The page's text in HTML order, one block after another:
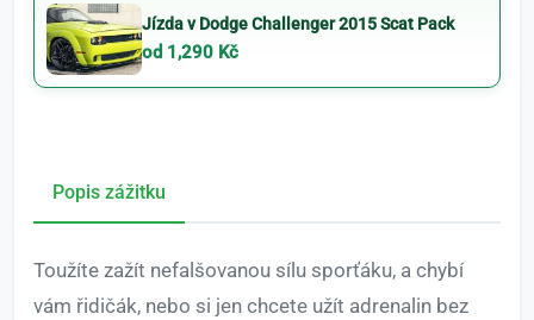
Jízda v Dodge Challenger 2015 Scat Pack
od 1,290 Kč
Popis zážitku
Toužíte zažít nefalšovanou sílu sporťáku, a chybí
vám řidičák, nebo si jen chcete užít adrenalin bez